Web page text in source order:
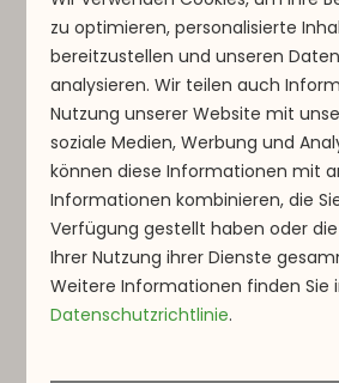
Typ C | 3 Personen
Luxemburg, Parc Hosingen
3
1
1
Schlafzimmer an der
Vorderseite
Sonnige Terrasse
Flachbildfernseher
zu optimieren, personalisierte
bereitzustellen und unseren
analysieren. Wir teilen auch
Nutzung unserer Website mit
soziale Medien, Werbung und
können diese Informationen mit
Informationen kombinieren, die
Verfügung gestellt haben oder
Ihrer Nutzung ihrer Dienste
Weitere Informationen finden Sie
Datenschutzrichtlinie.